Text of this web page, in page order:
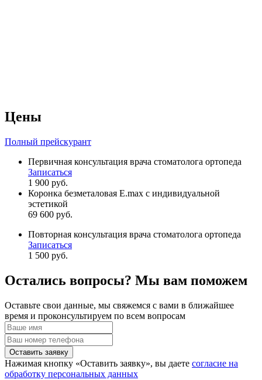
Цены
Полный прейскурант
Первичная консультация врача стоматолога ортопеда
Записаться
1 900 руб.
Коронка безметаловая E.max c индивидуальной
эстетикой
69 600 руб.
Повторная консультация врача стоматолога ортопеда
Записаться
1 500 руб.
Остались вопросы? Мы вам поможем
Оставьте свои данные, мы свяжемся с вами в ближайшее
время и проконсультируем по всем вопросам
Оставить заявку
Нажимая кнопку «Оставить заявку», вы даете согласие на
обработку персональных данных